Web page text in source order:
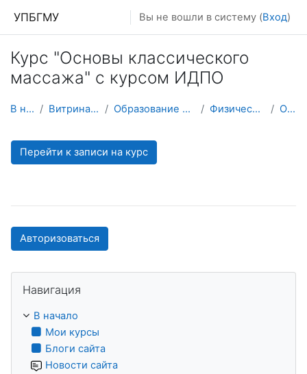
УПБГМУ Вы не вошли в систему (Вход)
Курс "Основы классического
массажа" с курсом ИДПО
В начало Витрина курсов 3KL Образование 2025-2026 уч.год Физической культуры О курсе
Перейти к записи на курс
Авторизоваться
Навигация
В начало
Мои курсы
Блоги сайта
Новости сайта